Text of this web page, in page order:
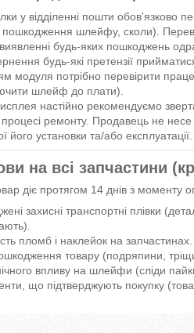
у відділенні пошти обов'язково
шлейфу, сколи).
будь-яких пошкоджень
будь-які претензії
модуля потрібно перевірити
шлейф до плати).
настійно рекомендуємо
ремонту. Продавець не
його установки та/або експлуатації.
на всі запчастини
діє протягом 14 днів з моменту
захисні транспортні плівки
пломб і наклейок на запчастинах.
товару (подряпини,
впливу на шлейфи (сліди
що підтверджують покупку